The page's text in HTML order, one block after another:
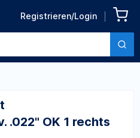
Registrieren/Login
Zurück zu den Produktdetails
.022" OK 1 rechts